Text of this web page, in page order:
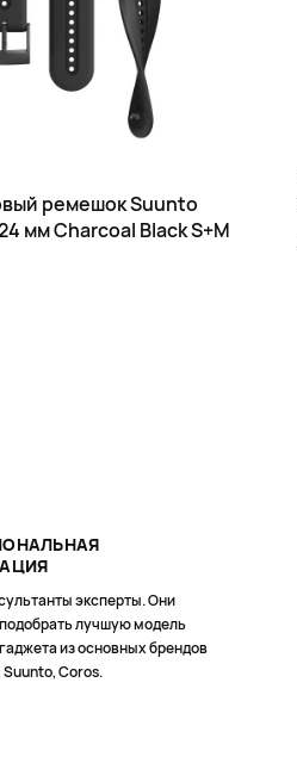
Bluetooth-
ремешок Suunto
мм Charcoal Black S+M
эксперты. Они
лучшую модель
из основных брендов
Coros.